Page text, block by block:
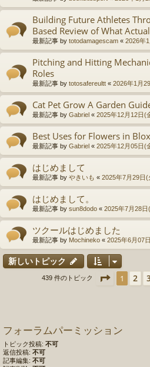
Building Future Athletes
Based Review of What
最新記事 by totodamagescam « 2026年
Pitching and Hitting
Roles
最新記事 by totosafereultt « 2026年1月
Cat Pet Grow A Garden
最新記事 by Gabriel « 2025年12月12日(
Best Uses for Flowers in
最新記事 by Gabriel « 2025年12月05日(
はじめまして
最新記事 by やきいも « 2025年7月29日(
はじめまして。
最新記事 by sun8dodo « 2025年7月28日
ツクールはじめました
最新記事 by Mochineko « 2025年6月07
新しいトピック
439 件のトピック ページ
1 2
フォーラムパーミッション
トピック投稿: 不可
返信投稿: 不可
記事編集: 不可